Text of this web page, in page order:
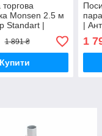
Monsen 2.5 м
Standart |
спиці Чохол
| Туреччина
1 891 ₴
Купити
|
у
1